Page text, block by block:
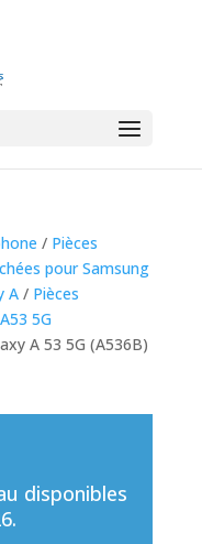
/ Pièces
pour Samsung
A/ Pièces
5G
A 53 5G (A536B)
disponibles